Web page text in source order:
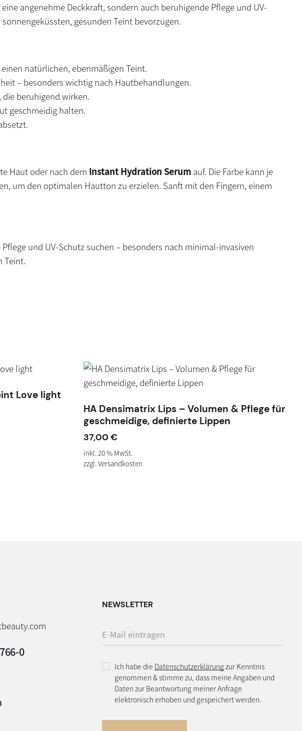
angenehme Deckkraft, sondern auch beruhigende Pflege und UV-
gesunden Teint bevorzugen.
natürlichen, ebenmäßigen Teint.
– besonders wichtig nach Hautbehandlungen.
beruhigend wirken.
geschmeidig halten.
Haut oder nach dem Instant Hydration Serum auf. Die Farbe kann je
um den optimalen Hautton zu erzielen. Sanft mit den Fingern, einem
und UV-Schutz suchen – besonders nach minimal-invasiven
Teint.
Love light
HA Densimatrix Lips – Volumen & Pflege für
geschmeidige, definierte Lippen
37,00 €
inkl. 20 % MwSt.
zzgl. Versandkosten
0
NEWSLETTER
Ich habe die Datenschutzerklärungzur Kenntnis
genommen & stimme zu, dass meine Angaben und
Daten zur Beantwortung meiner Anfrage
elektronisch erhoben und gespeichert werden.